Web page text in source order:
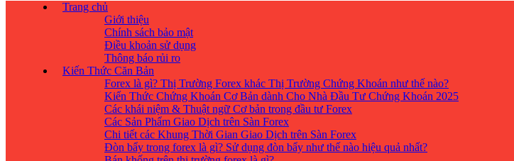
Trang chủ
Giới thiệu
Chính sách bảo mật
Điều khoản sử dụng
Thông báo rủi ro
Kiến Thức Căn Bản
Forex là gì? Thị Trường Forex khác Thị Trường Chứng Khoán như thế nào?
Kiến Thức Chứng Khoán Cơ Bản dành Cho Nhà Đầu Tư Chứng Khoán 2025
Các khái niệm & Thuật ngữ Cơ bản trong đầu tư Forex
Các Sản Phẩm Giao Dịch trên Sàn Forex
Chi tiết các Khung Thời Gian Giao Dịch trên Sàn Forex
Đòn bẩy trong forex là gì? Sử dụng đòn bẩy như thế nào hiệu quả nhất?